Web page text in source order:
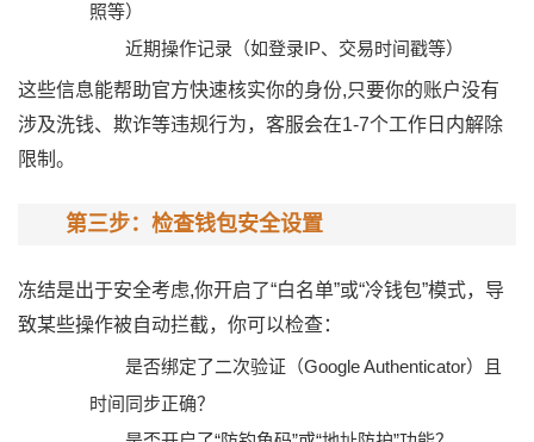
照等）
近期操作记录（如登录IP、交易时间戳等）
这些信息能帮助官方快速核实你的身份,只要你的账户没有
涉及洗钱、欺诈等违规行为，客服会在1-7个工作日内解除
限制。
第三步：检查钱包安全设置
冻结是出于安全考虑,你开启了“白名单”或“冷钱包”模式，导
致某些操作被自动拦截，你可以检查：
是否绑定了二次验证（Google Authenticator）且
时间同步正确？